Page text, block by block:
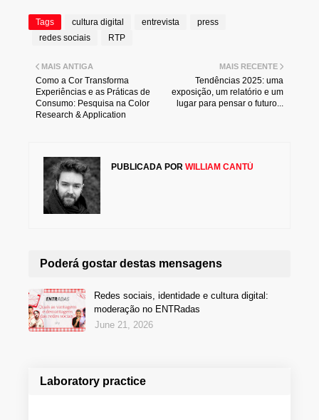
Tags cultura digital entrevista
press
redes sociais
RTP
MAIS RECENTE
Tendências 2025: uma
exposição, um relatório e um
lugar para pensar o futuro...
MAIS ANTIGA
Como a Cor Transforma
Experiências e as Práticas de
Consumo: Pesquisa na Color
Research & Application
PUBLICADA POR WILLIAM CANTÚ
Poderá gostar destas mensagens
Redes sociais, identidade e cultura digital:
moderação no ENTRadas
June 21, 2026
Laboratory practice